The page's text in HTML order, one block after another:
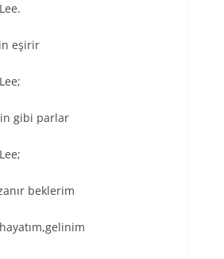
eşirir
gibi parlar
beklerim